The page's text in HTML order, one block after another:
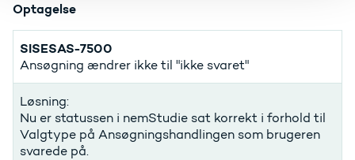
Optagelse
SISESAS-7500
Ansøgning ændrer ikke til "ikke svaret"
Løsning:
Nu er statussen i nemStudie sat korrekt i forhold til
Valgtype på Ansøgningshandlingen som brugeren
svarede på.